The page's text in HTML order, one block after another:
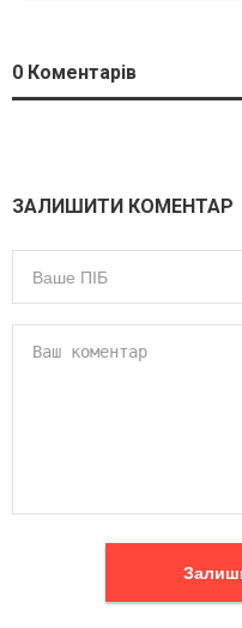
0 Коментарів
ЗАЛИШИТИ КОМЕНТАР